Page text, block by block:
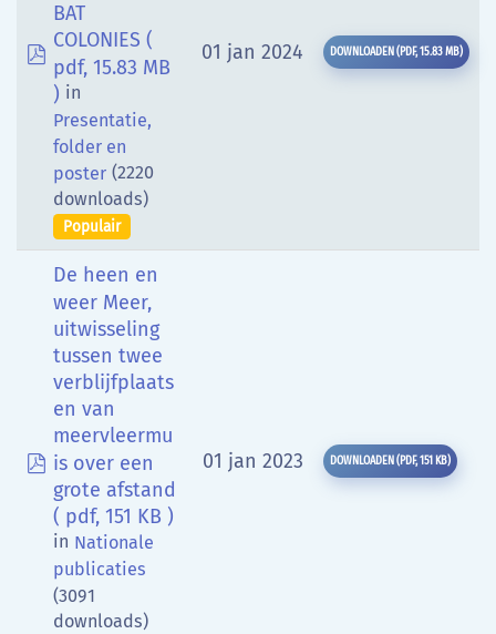
pdf
BAT
COLONIES (
pdf, 15.83 MB
) in
Presentatie,
folder en
poster (2220
downloads)
Populair
01 jan 2024 DOWNLOADEN (PDF,15.83 MB)
pdf
De heen en
weer Meer,
uitwisseling
tussen twee
verblijfplaats
en van
meervleermu
is over een
grote afstand
( pdf, 151 KB )
in Nationale
publicaties
(3091
downloads)
01 jan 2023 DOWNLOADEN (PDF,151 KB)